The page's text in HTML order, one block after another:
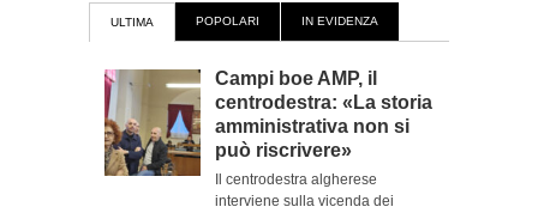
ULTIMA POPOLARI IN EVIDENZA
Campi boe AMP, il
centrodestra: «La storia
amministrativa non si
può riscrivere»
Il centrodestra algherese
interviene sulla vicenda dei